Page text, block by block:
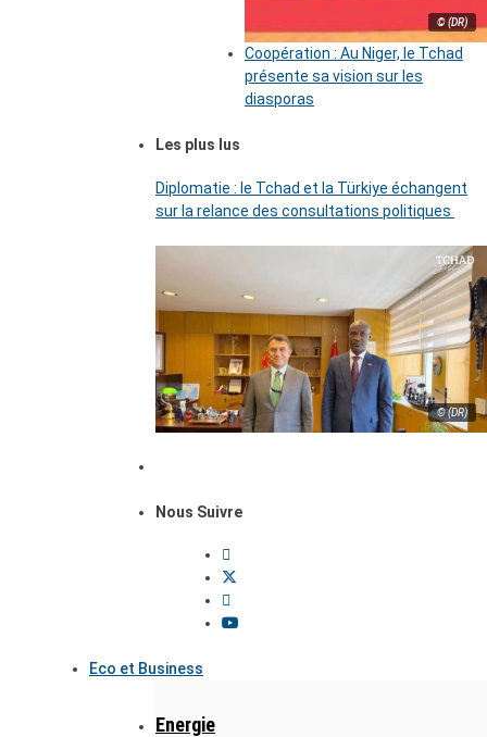
© (DR)
Coopération : Au Niger, le Tchad
présente sa vision sur les
diasporas
Les plus lus
Diplomatie : le Tchad et la Türkiye échangent
sur la relance des consultations politiques
© (DR)
Nous Suivre
Eco et Business
Energie